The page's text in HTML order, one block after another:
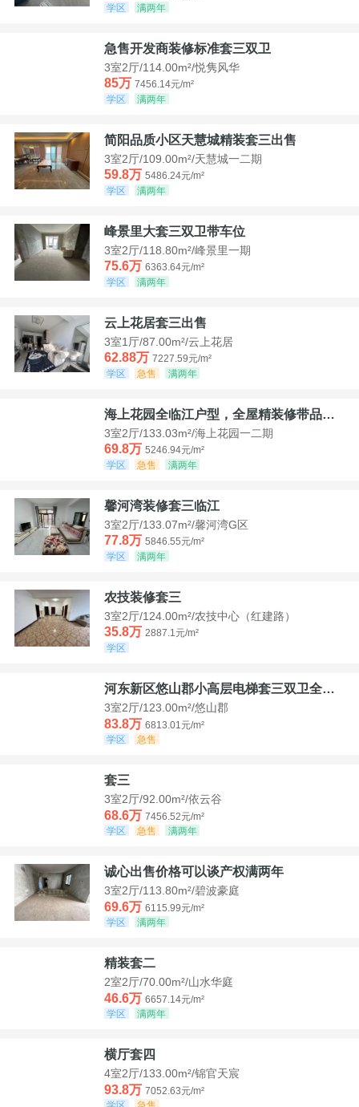
学区
满两年
急售开发商装修标准套三双卫
3室2厅/114.00m²/悦隽风华
85万 7456.14元/m²
学区
满两年
简阳品质小区天慧城精装套三出售
3室2厅/109.00m²/天慧城一二期
59.8万 5486.24元/m²
学区
满两年
峰景里大套三双卫带车位
3室2厅/118.80m²/峰景里一期
75.6万 6363.64元/m²
学区
满两年
云上花居套三出售
3室1厅/87.00m²/云上花居
62.88万 7227.59元/m²
学区
急售 满两年
海上花园全临江户型，全屋精装修带品牌家具家电，诚意出售！
3室2厅/133.03m²/海上花园一二期
69.8万 5246.94元/m²
学区
急售 满两年
馨河湾装修套三临江
3室2厅/133.07m²/馨河湾G区
77.8万 5846.55元/m²
学区
满两年
农技装修套三
3室2厅/124.00m²/农技中心（红建路）
35.8万 2887.1元/m²
学区
河东新区悠山郡小高层电梯套三双卫全装带家具家电
3室2厅/123.00m²/悠山郡
83.8万 6813.01元/m²
学区
急售
套三
3室2厅/92.00m²/依云谷
68.6万 7456.52元/m²
学区
急售 满两年
诚心出售价格可以谈产权满两年
3室2厅/113.80m²/碧波豪庭
69.6万 6115.99元/m²
学区
满两年
精装套二
2室2厅/70.00m²/山水华庭
46.6万 6657.14元/m²
学区
满两年
横厅套四
4室2厅/133.00m²/锦官天宸
93.8万 7052.63元/m²